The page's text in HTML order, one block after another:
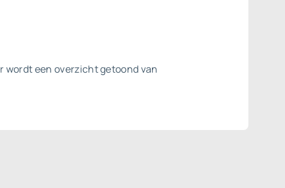
wordt een overzicht getoond van